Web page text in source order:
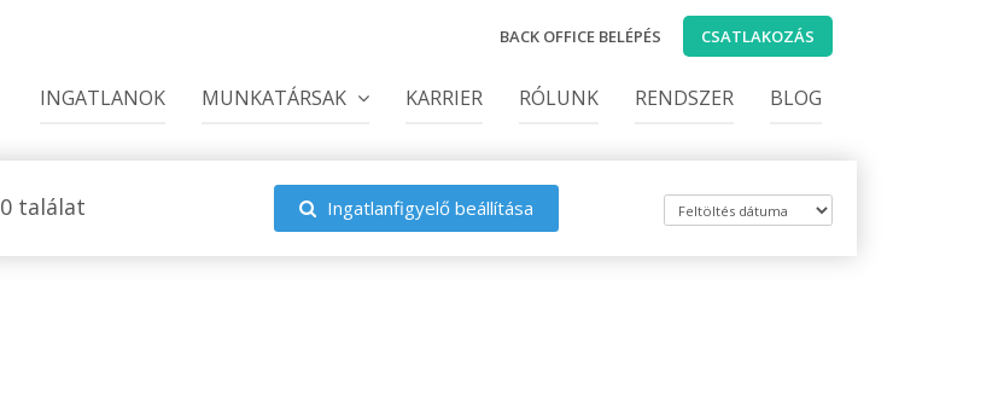
BACK OFFICE BELÉPÉS CSATLAKOZÁS
INGATLANOK MUNKATÁRSAK KARRIER RÓLUNK RENDSZER BLOG
0 találat Ingatlanfigyelő beállítása